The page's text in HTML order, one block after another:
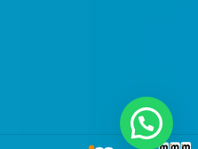
de SEDISHOME
?